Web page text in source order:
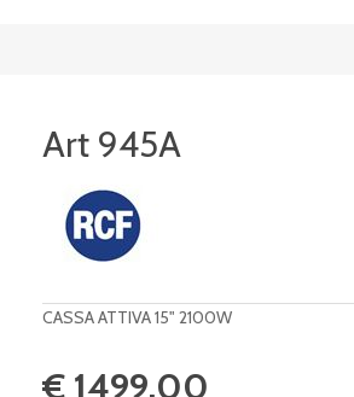
Art 945A
CASSA ATTIVA 15" 2100W
€ 1499,00